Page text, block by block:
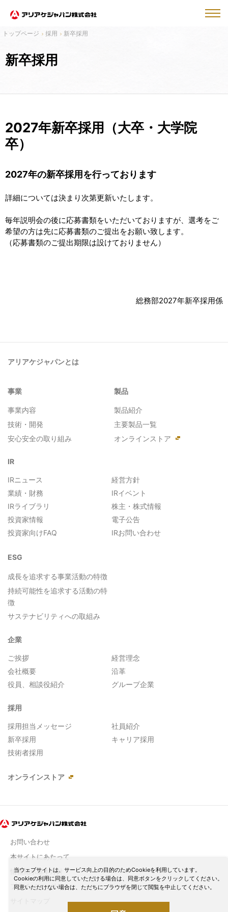
採用 新卒採用
新卒採用
2027年新卒採用（大卒・大学院
卒）
2027年の新卒採用を行っております
詳細については決まり次第更新いたします。
毎年説明会の後に応募書類をいただいておりますが、選考をご
希望の方は先に応募書類のご提出をお願い致します。
（応募書類のご提出期限は設けておりません）
総務部2027年新卒採用係
当ウェブサイトは、サービス向上の目的のためCookieを利用しています。
Cookieの利用に同意していただける場合は、同意ボタンをクリックしてください。
同意いただけない場合は、ただちにブラウザを閉じて閲覧を中止してください。
アリアケジャパンとは
事業
事業内容
技術・開発
安心安全の取り組み
製品
製品紹介
主要製品一覧
オンラインストア
IR
IRニュース
経営方針
業績・財務
IRイベント
IRライブラリ
株主・株式情報
投資家情報
電子公告
投資家向けFAQ
IRお問い合わせ
ESG
成長を追求する事業活動の特徴
持続可能性を追求する活動の特
徴
サステナビリティへの取組み
企業
ご挨拶
経営理念
会社概要
沿革
役員、相談役紹介
グループ企業
採用
採用担当メッセージ
社員紹介
新卒採用
キャリア採用
技術者採用
オンラインストア
お問い合わせ
本サイトにあたって
情報開示基本方針
プライバシーポリシー